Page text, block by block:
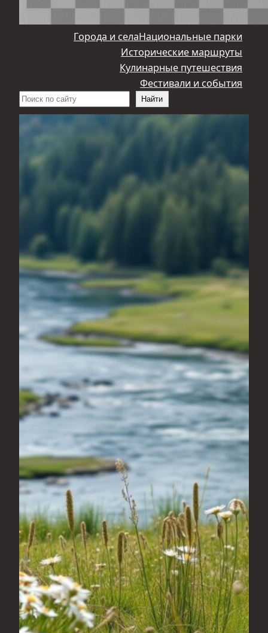
Города и селаНациональные парки
Исторические маршруты
Кулинарные путешествия
Фестивали и события
Поиск
Найти